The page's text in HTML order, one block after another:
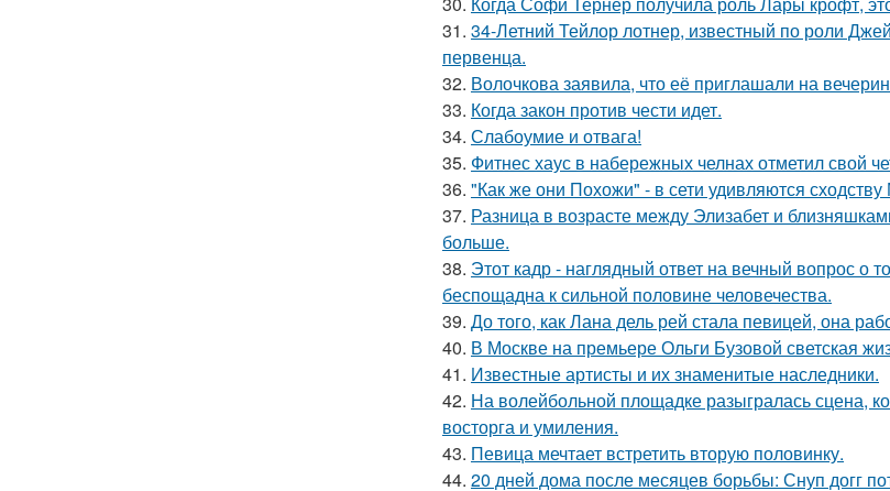
31. 34-Летний Тейлор лотнер, известный по роли
первенца.
32. Волочкова заявила, что её приглашали на
33. Когда закон против чести идет.
34. Слабоумие и отвага!
35. Фитнес хаус в набережных челнах отметил свой
36. "Как же они Похожи" - в сети удивляются
37. Разница в возрасте между Элизабет и
больше.
38. Этот кадр - наглядный ответ на вечный вопрос о
беспощадна к сильной половине человечества.
39. До того, как Лана дель рей стала певицей, она
40. В Москве на премьере Ольги Бузовой светская
41. Известные артисты и их знаменитые наследники.
42. На волейбольной площадке разыгралась сцена,
восторга и умиления.
43. Певица мечтает встретить вторую половинку.
44. 20 дней дома после месяцев борьбы: Снуп догг